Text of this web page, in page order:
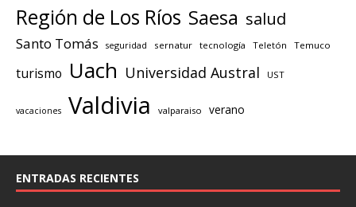
Región de Los Ríos Saesa salud
Santo Tomás seguridad sernatur tecnología Teletón Temuco
turismo Uach Universidad Austral UST
vacaciones Valdivia valparaiso verano
ENTRADAS RECIENTES